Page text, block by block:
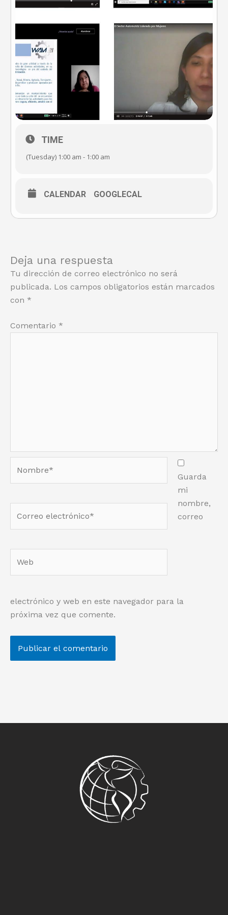
TIME
(Tuesday) 1:00 am - 1:00 am
CALENDAR GOOGLECAL
Deja una respuesta
Tu dirección de correo electrónico no será
publicada. Los campos obligatorios están marcados
con *
Comentario *
electrónico*
Guarda
mi
nombre,
correo
electrónico y web en este navegador para la
próxima vez que comente.